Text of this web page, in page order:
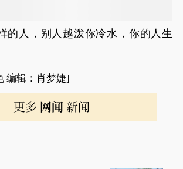
的人，别人越泼你冷水，你的人生
编辑：肖梦婕]
更多 网闻 新闻